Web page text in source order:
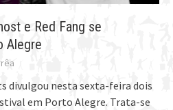
e Red Fang se
Alegre
divulgou nesta sexta-feira dois
em Porto Alegre. Trata-se